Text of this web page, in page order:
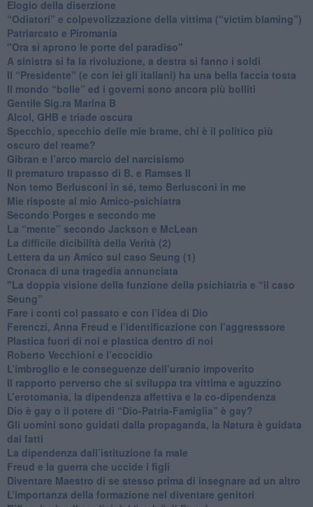
Elogio della diserzione
“Odiatori” e colpevolizzazione della vittima (“victim blaming”)
​Patriarcato e Piromania
"Ora si aprono le porte del paradiso"
​A sinistra si fa la rivoluzione, a destra si fanno i soldi
​Il “Presidente” (e con lei gli italiani) ha una bella faccia tosta
​Il mondo “bolle” ed i governi sono ancora più bolliti
​Gentile Sig.ra Marina B
​Alcol, GHB e triade oscura
​Specchio, specchio delle mie brame, chi è il politico più
oscuro del reame?
​Gibran e l’arco marcio del narcisismo
​Il prematuro trapasso di B. e Ramses II
​Non temo Berlusconi in sé, temo Berlusconi in me
​Mie risposte al mio Amico-psichiatra
​Secondo Porges e secondo me
​La “mente” secondo Jackson e McLean
La difficile dicibilità della Verità (2)
​Lettera da un Amico sul caso Seung (1)
​Cronaca di una tragedia annunciata
"​La doppia visione della funzione della psichiatria e “il caso
Seung”
​Fare i conti col passato e con l’idea di Dio
​Ferenczi, Anna Freud e l’identificazione con l’aggresssore
Plastica fuori di noi e plastica dentro di noi
​Roberto Vecchioni e l’ecocidio
​L’imbroglio e le conseguenze dell’uranio impoverito
​Il rapporto perverso che si sviluppa tra vittima e aguzzino
L’erotomania, la dipendenza affettiva e la co-dipendenza
​Dio è gay o il potere di “Dio-Patria-Famiglia” è gay?
​Gli uomini sono guidati dalla propaganda, la Natura è guidata
dai fatti
La dipendenza dall’istituzione fa male
​Freud e la guerra che uccide i figli
​Diventare Maestro di se stesso prima di insegnare ad un altro
L’importanza della formazione nel diventare genitori